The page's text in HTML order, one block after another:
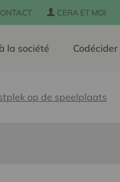
CERA ET MOI
la société Codécider
op de speelplaats